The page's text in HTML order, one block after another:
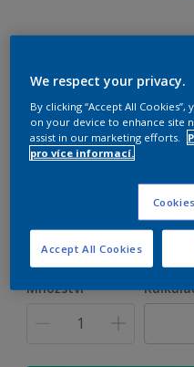
Dulux Super
Omyvatelná bílá emulzní
Bílá
3 L
Množství
We respect your privacy.
By clicking “Accept All
on your device to enhance site
assist in our marketing efforts.
pro více informací.
Accept All Cookies